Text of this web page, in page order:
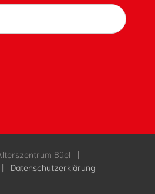
Büel |
| Datenschutzerklärung